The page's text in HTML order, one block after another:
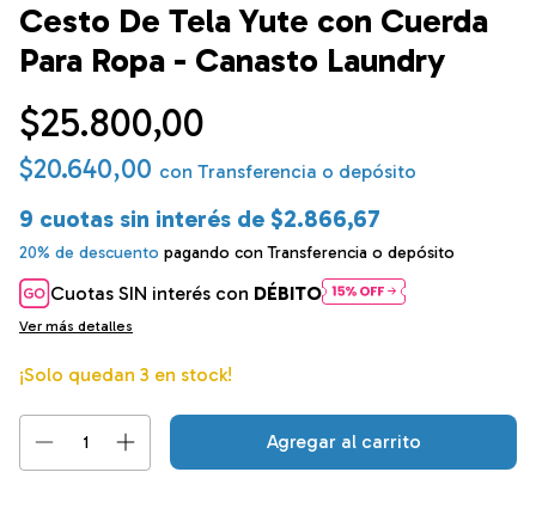
Cesto De Tela Yute con Cuerda
Para Ropa - Canasto Laundry
$25.800,00
$20.640,00 con Transferencia o depósito
Cuotas SIN interés con DÉBITO
9 cuotas sin interés de $2.866,67
20% de descuento pagando con Transferencia o depósito
Ver más detalles
¡Solo quedan 3 en stock!